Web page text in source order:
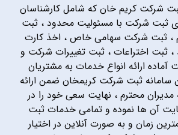
شرکت کریم خان که شامل کارشناسان
ثبت شرکت با مسئولیت محدود ، ثبت
، ثبت شرکت سهامی خاص ، اخذ کارت
، ثبت اختراعات ، ثبت تغییرات شرکت و
ارائه انواع خدمات به مشتریان
سامانه ثبت شرکت کریمخان ضمن ارائه
مدیران محترم ، نهایت سعی خود را در
آن ها نموده و تمامی خدمات ثبت
زمان و به صورت آنلاین در اختیار